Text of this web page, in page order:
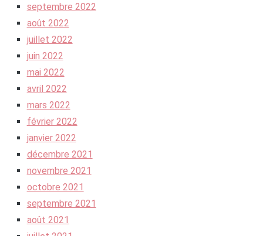
septembre 2022
août 2022
juillet 2022
juin 2022
mai 2022
avril 2022
mars 2022
février 2022
janvier 2022
décembre 2021
novembre 2021
octobre 2021
septembre 2021
août 2021